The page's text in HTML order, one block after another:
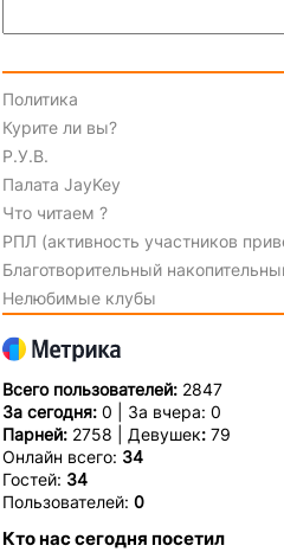
Политика
Курите ли вы?
Р.У.В.
Палата JayKey
Что читаем ?
РПЛ (активность участников
Благотворительный
Нелюбимые клубы
Всего пользователей: 2847
За сегодня: 0 | За вчера: 0
Парней: 2758 | Девушек: 79
Онлайн всего: 34
Гостей: 34
Пользователей: 0
Кто нас сегодня посетил